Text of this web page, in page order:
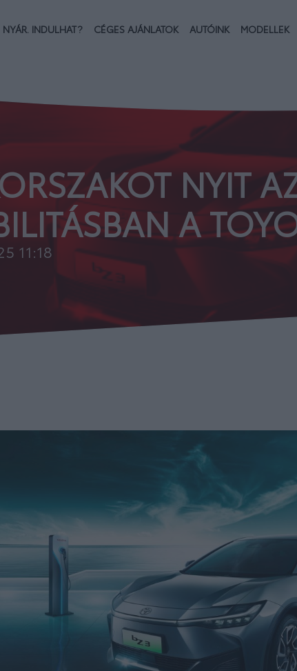
NYÁR. INDULHAT? CÉGES AJÁNLATOK AUTÓINK MODELLEK
NYIT
A
11:18